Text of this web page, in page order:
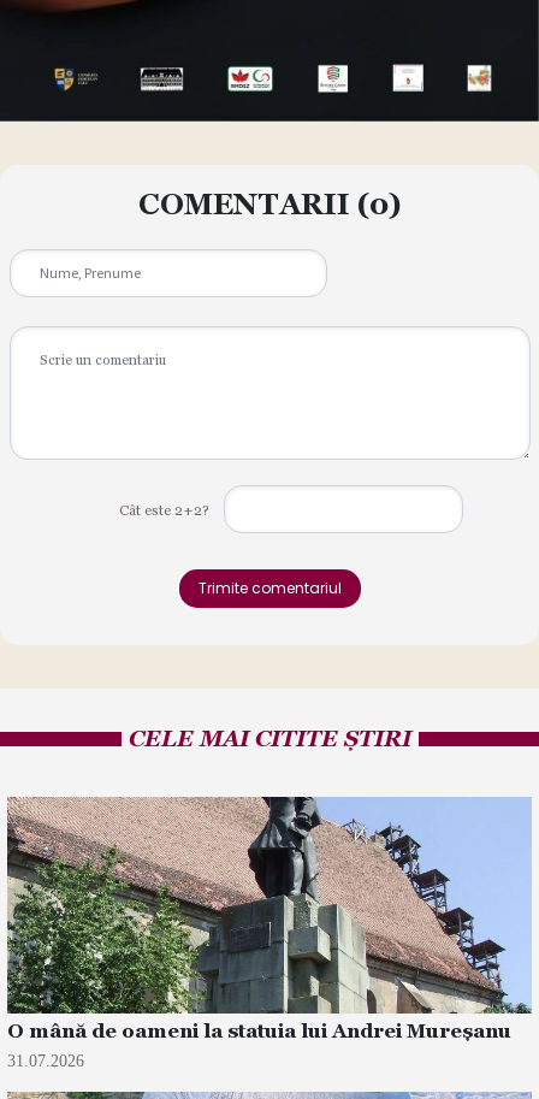
COMENTARII (0)
Cât este 2+2?
Trimite comentariul
CELE MAI CITITE ȘTIRI
O mână de oameni la statuia lui Andrei Mureșanu
31.07.2026